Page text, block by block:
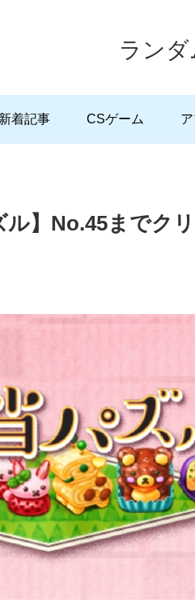
ラン
新着記事 CSゲーム
】No.45までク